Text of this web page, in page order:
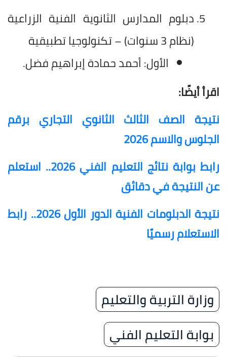
دبلوم المدارس الثانوية الفنية الزراعية
(نظام 3 سنوات) – تكنولوجيا تطبيقية
الأول: أحمد حمادة إبراهيم فضل.
اقرأ أيضًا:
نتيجة الصف الثالث الثانوي التجاري برقم
الجلوس والاسم 2026
رابط بوابة نتائج التعليم الفني 2026.. استعلم
عن النتيجة في دقائق
نتيجة الدبلومات الفنية الدور الأول 2026.. رابط
الاستعلام رسميًا
وزارة التربية والتعليم
بوابة التعليم الفني